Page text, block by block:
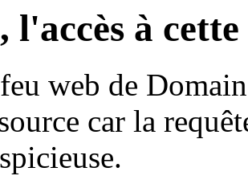
l'accès à
web de
car la